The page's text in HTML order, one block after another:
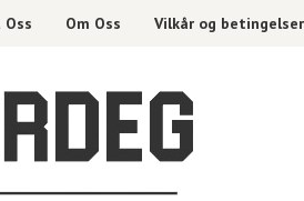
Om Oss Vilkår og betingelser